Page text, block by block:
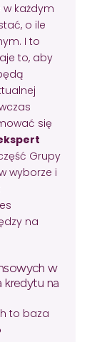
każdym
o ile
I to
to, aby
się
Grupy
wyborze i
na
w
na
to baza